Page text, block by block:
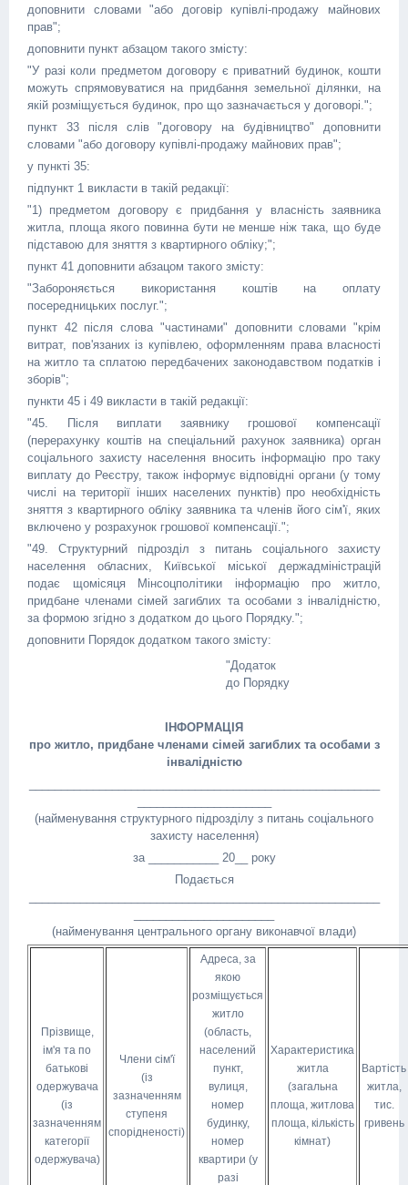
доповнити словами "або договір купівлі-продажу майнових
прав";
доповнити пункт абзацом такого змісту:
"У разі коли предметом договору є приватний будинок, кошти
можуть спрямовуватися на придбання земельної ділянки, на
якій розміщується будинок, про що зазначається у договорі.";
пункт 33 після слів "договору на будівництво" доповнити
словами "або договору купівлі-продажу майнових прав";
у пункті 35:
підпункт 1 викласти в такій редакції:
"1) предметом договору є придбання у власність заявника
житла, площа якого повинна бути не менше ніж така, що буде
підставою для зняття з квартирного обліку;";
пункт 41 доповнити абзацом такого змісту:
"Забороняється використання коштів на оплату
посередницьких послуг.";
пункт 42 після слова "частинами" доповнити словами "крім
витрат, пов'язаних із купівлею, оформленням права власності
на житло та сплатою передбачених законодавством податків і
зборів";
пункти 45 і 49 викласти в такій редакції:
"45. Після виплати заявнику грошової компенсації
(перерахунку коштів на спеціальний рахунок заявника) орган
соціального захисту населення вносить інформацію про таку
виплату до Реєстру, також інформує відповідні органи (у тому
числі на території інших населених пунктів) про необхідність
зняття з квартирного обліку заявника та членів його сім'ї, яких
включено у розрахунок грошової компенсації.";
"49. Структурний підрозділ з питань соціального захисту
населення обласних, Київської міської держадміністрацій
подає щомісяця Мінсоцполітики інформацію про житло,
придбане членами сімей загиблих та особами з інвалідністю,
за формою згідно з додатком до цього Порядку.";
доповнити Порядок додатком такого змісту:
"Додаток
до Порядку
ІНФОРМАЦІЯ
про житло, придбане членами сімей загиблих та особами з
інвалідністю
(найменування структурного підрозділу з питань соціального
захисту населення)
за ___________ 20__ року
Подається
(найменування центрального органу виконавчої влади)
Прізвище,
ім'я та по
батькові
одержувача
(із
зазначенням
категорії
одержувача)
Члени сім'ї
(із
зазначенням
ступеня
спорідненості)
Адреса, за
якою
розміщується
житло
(область,
населений
пункт,
вулиця,
номер
будинку,
номер
квартири (у
разі
Характеристика
житла
(загальна
площа, житлова
площа, кількість
кімнат)
Вартість
житла,
тис.
гривень